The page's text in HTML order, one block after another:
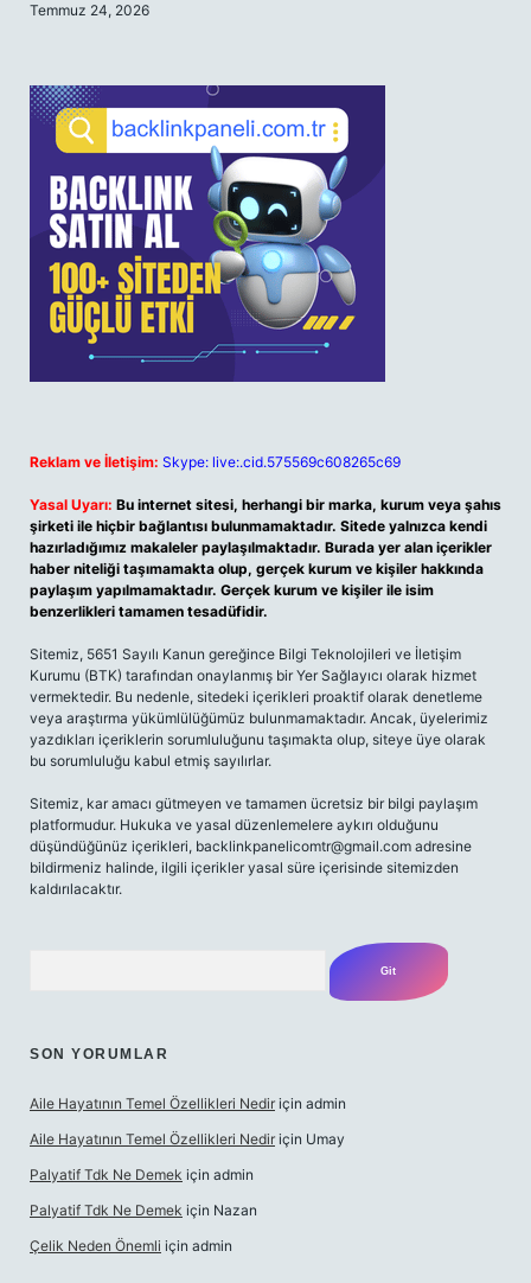
Temmuz 24, 2026
Reklam ve İletişim: Skype: live:.cid.575569c608265c69
Yasal Uyarı: Bu internet sitesi, herhangi bir marka, kurum veya şahıs
şirketi ile hiçbir bağlantısı bulunmamaktadır. Sitede yalnızca kendi
hazırladığımız makaleler paylaşılmaktadır. Burada yer alan içerikler
haber niteliği taşımamakta olup, gerçek kurum ve kişiler hakkında
paylaşım yapılmamaktadır. Gerçek kurum ve kişiler ile isim
benzerlikleri tamamen tesadüfidir.
Sitemiz, 5651 Sayılı Kanun gereğince Bilgi Teknolojileri ve İletişim
Kurumu (BTK) tarafından onaylanmış bir Yer Sağlayıcı olarak hizmet
vermektedir. Bu nedenle, sitedeki içerikleri proaktif olarak denetleme
veya araştırma yükümlülüğümüz bulunmamaktadır. Ancak, üyelerimiz
yazdıkları içeriklerin sorumluluğunu taşımakta olup, siteye üye olarak
bu sorumluluğu kabul etmiş sayılırlar.
Sitemiz, kar amacı gütmeyen ve tamamen ücretsiz bir bilgi paylaşım
platformudur. Hukuka ve yasal düzenlemelere aykırı olduğunu
düşündüğünüz içerikleri, backlinkpanelicomtr@gmail.com adresine
bildirmeniz halinde, ilgili içerikler yasal süre içerisinde sitemizden
kaldırılacaktır.
SON YORUMLAR
Aile Hayatının Temel Özellikleri Nedir için admin
Aile Hayatının Temel Özellikleri Nedir için Umay
Palyatif Tdk Ne Demek için admin
Palyatif Tdk Ne Demek için Nazan
Çelik Neden Önemli için admin